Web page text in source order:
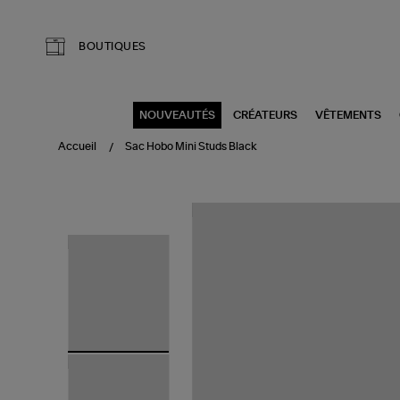
BOUTIQUES
NOUVEAUTÉS CRÉATEURS VÊTEMENTS
Accueil Sac Hobo Mini Studs Black